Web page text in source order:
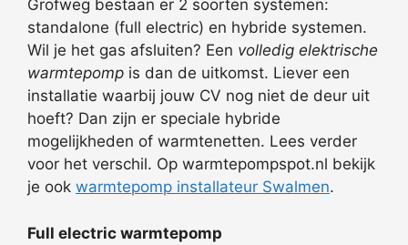
Grofweg bestaan er 2 soorten systemen:
standalone (full electric) en hybride systemen.
Wil je het gas afsluiten? Een volledig elektrische
warmtepomp is dan de uitkomst. Liever een
installatie waarbij jouw CV nog niet de deur uit
hoeft? Dan zijn er speciale hybride
mogelijkheden of warmtenetten. Lees verder
voor het verschil. Op warmtepompspot.nl bekijk
je ook warmtepomp installateur Swalmen.
Full electric warmtepomp